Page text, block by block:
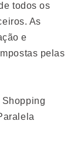
todos os
As
e
pelas